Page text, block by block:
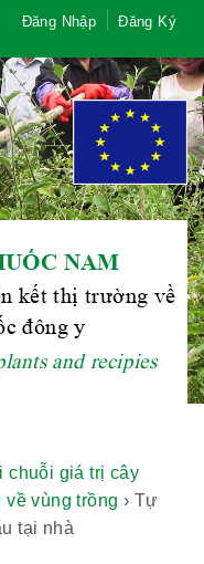
Đăng Nhập Đăng Ký
NAM
kết thị trường về
đông y
and recipies
chuỗi giá trị cây
về vùng trồng › Tự
tại nhà